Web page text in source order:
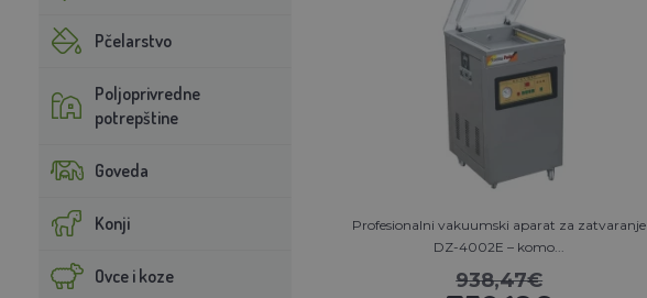
Pčelarstvo
Poljoprivredne
potrepštine
Goveda
Konji
Ovce i koze
Profesionalni vakuumski aparat za zatvaranje
DZ-4002E – komo...
938,47€